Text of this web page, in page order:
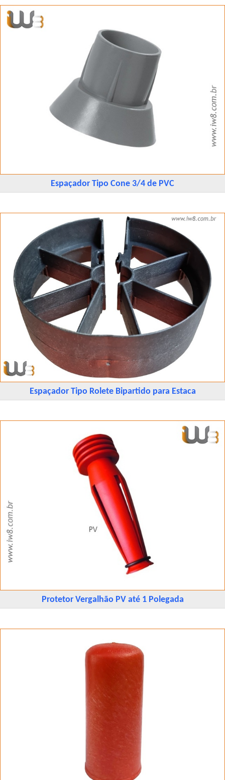
Espaçador Tipo Cone 3/4 de PVC
Espaçador Tipo Rolete Bipartido para Estaca
Protetor Vergalhão PV até 1 Polegada